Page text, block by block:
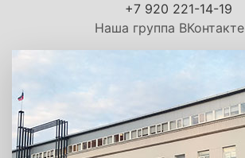
+7 920 221-14-19
Наша группа ВКонтакте